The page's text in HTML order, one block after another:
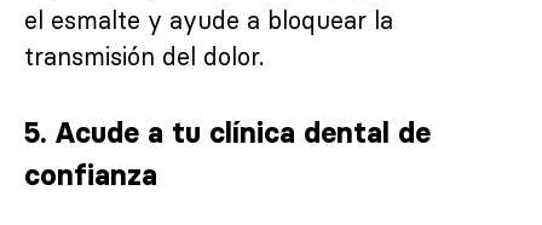
el esmalte y ayude a bloquear la
transmisión del dolor.
5. Acude a tu clínica dental de
confianza